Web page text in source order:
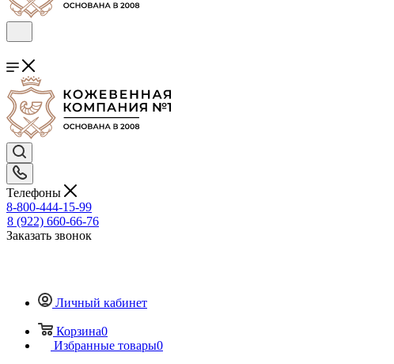
Телефоны
8-800-444-15-99
8 (922) 660-66-76
Заказать звонок
Личный кабинет
Корзина0
Избранные товары0